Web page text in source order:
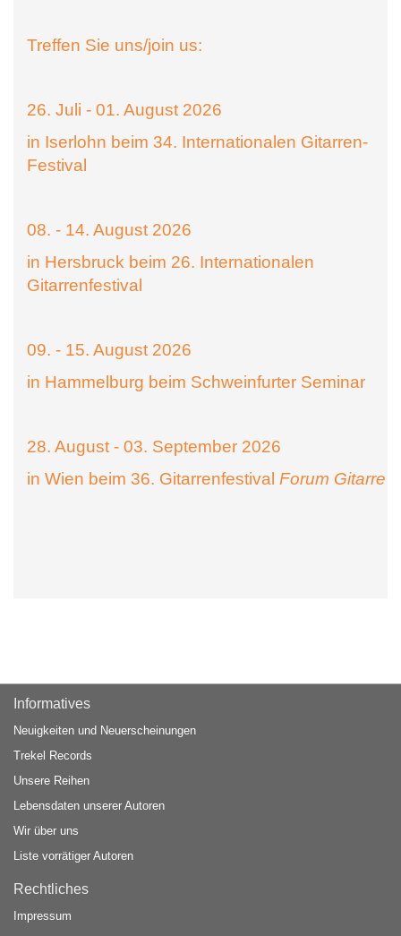
Treffen Sie uns/join us:
26. Juli - 01. August 2026
in Iserlohn beim 34. Internationalen Gitarren-
Festival
08. - 14. August 2026
in Hersbruck beim 26. Internationalen
Gitarrenfestival
09. - 15. August 2026
in Hammelburg beim Schweinfurter Seminar
28. August - 03. September 2026
in Wien beim 36. Gitarrenfestival Forum Gitarre
Informatives
Neuigkeiten und Neuerscheinungen
Trekel Records
Unsere Reihen
Lebensdaten unserer Autoren
Wir über uns
Liste vorrätiger Autoren
Rechtliches
Impressum